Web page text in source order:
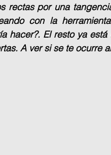
rectas por una
con la
hacer?. El resto ya
A ver si se te ocurre